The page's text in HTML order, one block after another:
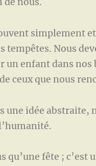
simplement et
tempêtes. Nous
un enfant dans
ceux que nous
idée abstraite,
fête ; c’est